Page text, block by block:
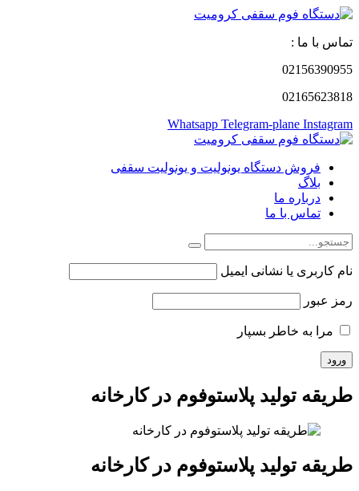
تماس با ما :
02156390955
02165623818
Whatsapp Telegram-plane Instagram
فروش دستگاه یونولیت و یونولیت سقفی
بلاگ
درباره ما
تماس با ما
نام کاربری یا نشانی ایمیل
رمز عبور
مرا به خاطر بسپار
طریقه تولید پلاستوفوم در کارخانه
طریقه تولید پلاستوفوم در کارخانه